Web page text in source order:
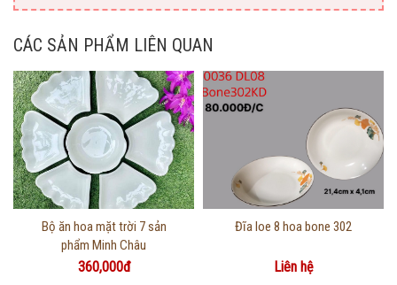
CÁC SẢN PHẨM LIÊN QUAN
Thông tin chi tiết
Bộ ăn hoa mặt trời 7 sản
phẩm Minh Châu
360,000đ
Thông tin chi tiết
Đĩa loe 8 hoa bone 302
Liên hệ